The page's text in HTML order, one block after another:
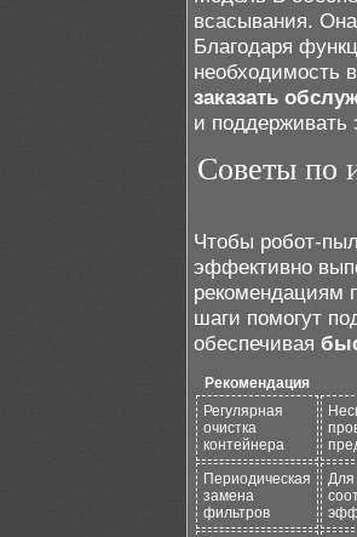
всасывания.
Благодаря
необходимость
заказать
и поддерживать
Советы по
Чтобы робот-
эффективно
рекомендациям
шаги помогут
обеспечивая
Рекомендация
Регулярная
очистка
контейнера
Периодическая
замена
фильтров
Для